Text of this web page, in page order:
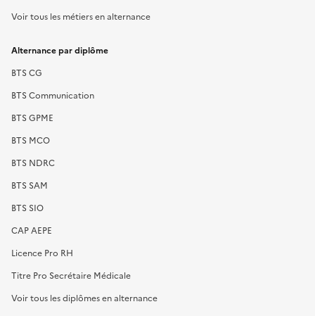
Voir tous les métiers en alternance
Alternance par diplôme
BTS CG
BTS Communication
BTS GPME
BTS MCO
BTS NDRC
BTS SAM
BTS SIO
CAP AEPE
Licence Pro RH
Titre Pro Secrétaire Médicale
Voir tous les diplômes en alternance